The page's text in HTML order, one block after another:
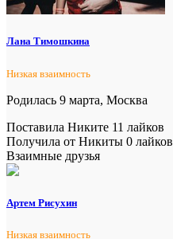
Лана Тимошкина
Низкая взаимность
Родилась 9 марта, Москва
Поставила Никите 11 лайков
Получила от Никиты 0 лайков
Взаимные друзья
Артем Рисухин
Низкая взаимность